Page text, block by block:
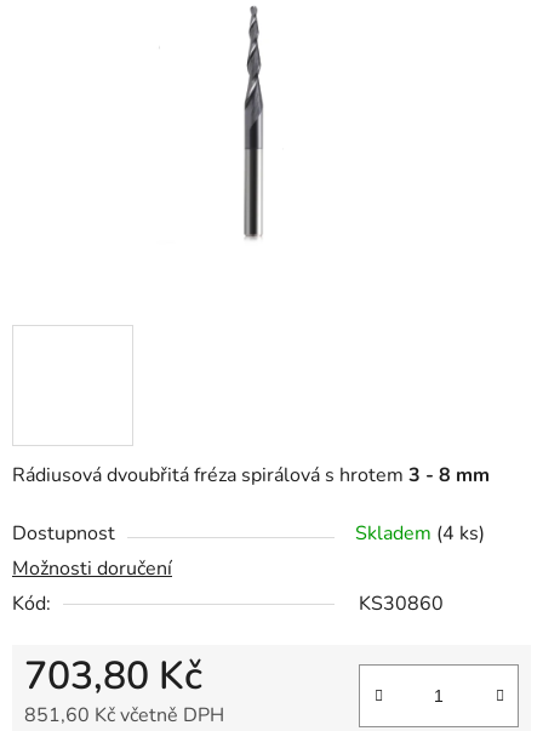
Rádiusová dvoubřitá fréza spirálová s hrotem 3 - 8 mm
Dostupnost Skladem (4 ks)
Možnosti doručení
Kód:
KS30860
703,80 Kč
851,60 Kč včetně DPH